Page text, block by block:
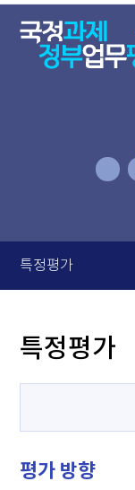
특정평가
특정평가
평가 방향